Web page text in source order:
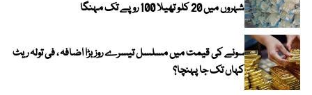
شہروں میں 20 کلو تھیلا 100 روپے تک مہنگا
سونے کی قیمت میں مسلسل تیسرے روز بڑا اضافہ ، فی تولہ ریٹ
کہاں تک جا پہنچا؟